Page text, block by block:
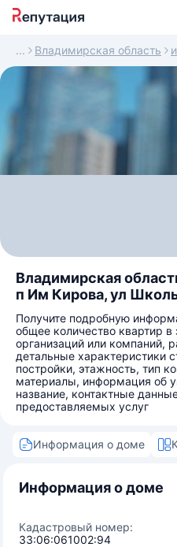
Владимирская область
Владимирская
п Им Кирова, ул
Получите подробную
общее количество квартир в
организаций или компаний,
детальные характеристики
постройки, этажность, тип
материалы, информация об
название, контактные
предоставляемых услуг
Информация о доме
Информация о доме
Кадастровый номер:
33:06:061002:94